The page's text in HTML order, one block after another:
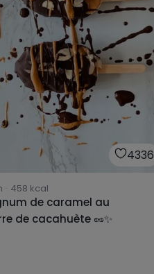
4336
· 458 kcal
de caramel au
de cacahuète 🥜✨